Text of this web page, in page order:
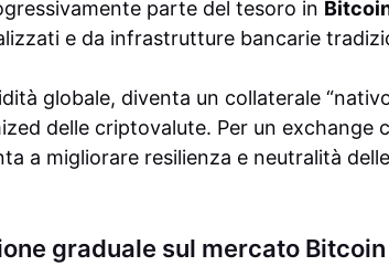
parte del tesoro in
e da infrastrutture bancarie
globale, diventa un collaterale
delle criptovalute. Per un exchange
a migliorare resilienza e neutralità
graduale sul mercato Bitcoin